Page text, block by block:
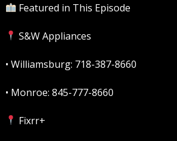
Featured in This Episode
S&W Appliances
• Williamsburg: 718-387-8660
• Monroe: 845-777-8660
Fixrr+